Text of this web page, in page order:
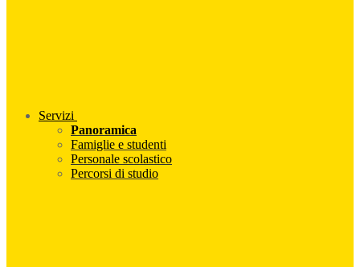
Servizi
Panoramica
Famiglie e studenti
Personale scolastico
Percorsi di studio